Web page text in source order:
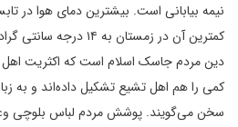
کمترین آن در زمستان به ۱۴ درجه سانتی گراد می رسد.
دین مردم جاسک اسلام است که اکثریت
کمی را هم اهل تشیع تشکیل داده‌اند و به
سخن می‌گویند. پوشش مردم لباس بلوچی